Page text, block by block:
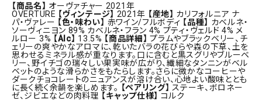
【商品名】 オーヴァチャー 2021年
OVERTURE 【ヴィンテージ】 2021年 【産地】 カリフォルニア ナ
パ・ヴァレー 【色・味わい】 赤ワイン/フルボディ 【品種】
カベルネ・
ソーヴィニヨン 89% カベルネ・フラン 4% プティ・ヴェルド 4% メ
ルロー 3% 【Alc】 13.5% 【商品詳細】 プラムやブラックベリー、チ
ェリーの爽やかなアロマに、乾いたバラの花びらや森の下草、土を
思わせるミネラル感が重なります。口に含むと黒スグリやブルーベ
リー、野イチゴの瑞々しい果実味が広がり、繊細なタンニンがベル
ベットのような滑らかさをもたらします。さらに微かなコーヒーや
ダークチョコレートのニュアンスが溶け合い、心地よい酸味ととも
に長く続く余韻を楽しめます。
【ペアリング】 ステーキ、ボロネー
ゼ、ジビエなどの肉料理 【キャップ仕様】 コルク